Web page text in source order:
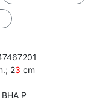
23 cm
P